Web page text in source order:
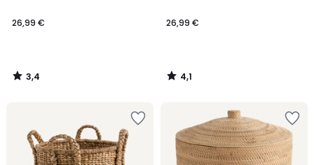
26,99 €
3,4
/
26,99 €
4,1
/